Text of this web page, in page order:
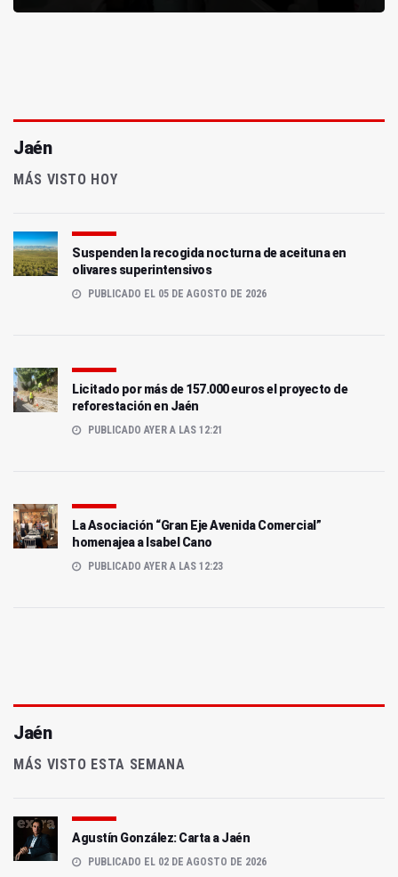
Jaén
MÁS VISTO HOY
Suspenden la recogida nocturna de aceituna en
olivares superintensivos
PUBLICADO EL 05 DE AGOSTO DE 2026
Licitado por más de 157.000 euros el proyecto de
reforestación en Jaén
PUBLICADO AYER A LAS 12:21
La Asociación “Gran Eje Avenida Comercial”
homenajea a Isabel Cano
PUBLICADO AYER A LAS 12:23
Jaén
MÁS VISTO ESTA SEMANA
Agustín González: Carta a Jaén
PUBLICADO EL 02 DE AGOSTO DE 2026